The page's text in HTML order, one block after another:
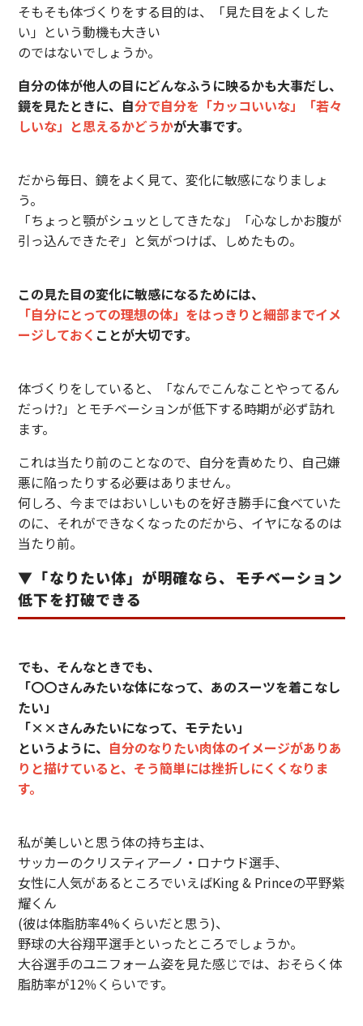
そもそも体づくりをする目的は、「見た目をよくした
い」という動機も大きい
のではないでしょうか。
自分の体が他人の目にどんなふうに映るかも大事だし、
鏡を見たときに、自分で自分を「カッコいいな」「若々
しいな」と思えるかどうかが大事です。
だから毎日、鏡をよく見て、変化に敏感になりましょ
う。
「ちょっと顎がシュッとしてきたな」「心なしかお腹が
引っ込んできたぞ」と気がつけば、しめたもの。
この見た目の変化に敏感になるためには、
「自分にとっての理想の体」をはっきりと細部までイメ
ージしておく ことが大切です。
体づくりをしていると、「なんでこんなことやってるん
だっけ?」とモチベーションが低下する時期が必ず訪れ
ます。
これは当たり前のことなので、自分を責めたり、自己嫌
悪に陥ったりする必要はありません。
何しろ、今まではおいしいものを好き勝手に食べていた
のに、それができなくなったのだから、イヤになるのは
当たり前。
▼「なりたい体」が明確なら、モチベーション
低下を打破できる
でも、そんなときでも、
「〇〇さんみたいな体になって、あのスーツを着こなし
たい」
「××さんみたいになって、モテたい」
というように、 自分のなりたい肉体のイメージがありあ
りと描けていると、そう簡単には挫折しにくくなりま
す。
私が美しいと思う体の持ち主は、
サッカーのクリスティアーノ・ロナウド選手、
女性に人気があるところでいえばKing & Princeの平野紫
耀くん
(彼は体脂肪率4%くらいだと思う)、
野球の大谷翔平選手といったところでしょうか。
大谷選手のユニフォーム姿を見た感じでは、おそらく体
脂肪率が12％くらいです。